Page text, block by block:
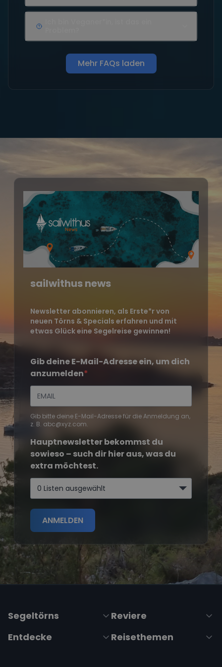
Mehr FAQs laden
sailwithus news
Newsletter abonnieren, als Erste*r von
neuen Törns & Specials erfahren und mit
etwas Glück eine Segelreise gewinnen!
Gib deine E-Mail-Adresse ein, um dich
anzumelden
Gib bitte deine E-Mail-Adresse für die Anmeldung an,
z. B. abc@xyz.com.
Hauptnewsletter bekommst du
sowieso – such dir hier aus, was du
extra möchtest.
0 Listen ausgewählt
ANMELDEN
Segeltörns
Reviere
Entdecke
Reisethemen